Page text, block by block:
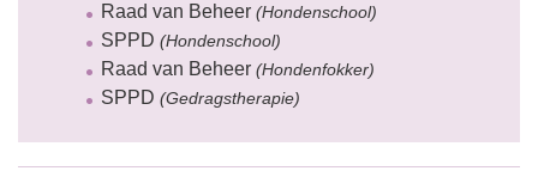
Raad van Beheer (Hondenschool)
SPPD (Hondenschool)
Raad van Beheer (Hondenfokker)
SPPD (Gedragstherapie)